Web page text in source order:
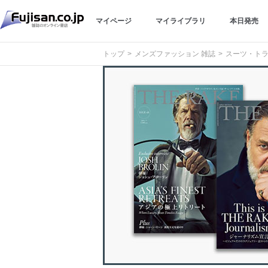
マイページ マイライブラリ 本日発売
トップ メンズファッション 雑誌 スーツ・ト